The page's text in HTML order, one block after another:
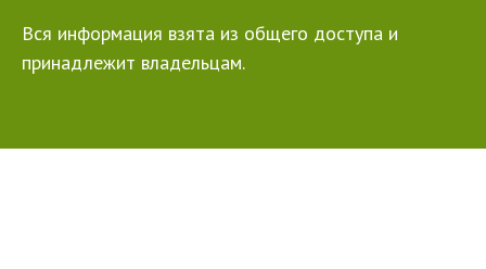
Вся информация взята из общего доступа и
принадлежит владельцам.